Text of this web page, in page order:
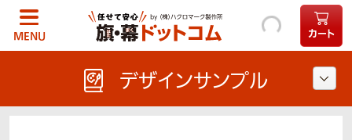
MENU カート
デザインサンプル